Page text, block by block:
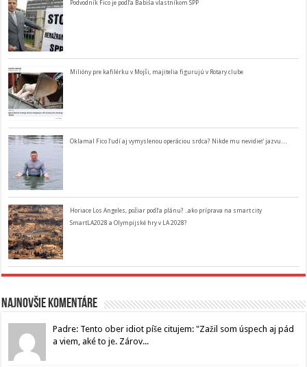
Podvodník Fico je podľa Babiša vlastníkom SPP
Milióny pre kafilérku v Mojši, majitelia figurujú v Rotary clube
Oklamal Fico ľudí aj vymyslenou operáciou srdca? Nikde mu nevidieť jazvu…
Horiace Los Angeles, požiar podľa plánu? ..ako príprava na smart city
SmartLA2028 a Olympijské hry v LA 2028?
Najnovšie komentáre
Padre: Tento ober idiot píše citujem: "Zažil som úspech aj pád
a viem, aké to je. Zárov...